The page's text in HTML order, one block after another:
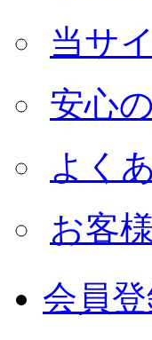
当サ
安心
よく
お客
会員